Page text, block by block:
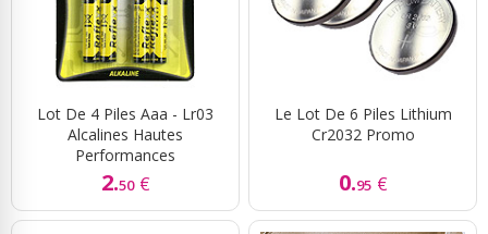
Lot De 4 Piles Aaa - Lr03
Alcalines Hautes
Performances
2.50 €
Le Lot De 6 Piles Lithium
Cr2032 Promo
0.95 €